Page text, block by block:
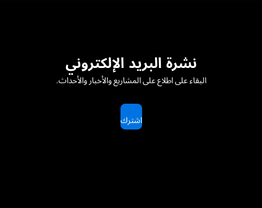
نشرة البريد الإلكتروني
البقاء على اطلاع على المشاريع والأخبار والأحداث.
اشترك